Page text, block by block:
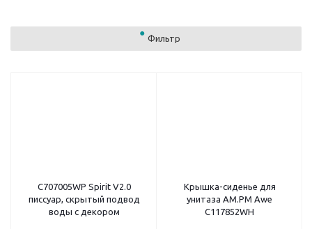
Фильтр
C707005WP Spirit V2.0
писсуар, скрытый подвод
воды с декором
Крышка-сиденье для
унитаза AM.PM Awe
C117852WH